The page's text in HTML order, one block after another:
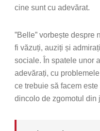
cine sunt cu adevărat.
”Belle” vorbește despre
fi văzuți, auziți și
sociale. În spatele unor
adevărați, cu
ce trebuie să facem
dincolo de zgomotul din